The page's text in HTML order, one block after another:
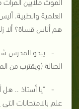
العلمية والطبية.
هم أناس قساة؟ ألا
- يبدو المدرس
الصالة (ويقترب من
- "يا أستاذ .. هل
علم بالامتحانات